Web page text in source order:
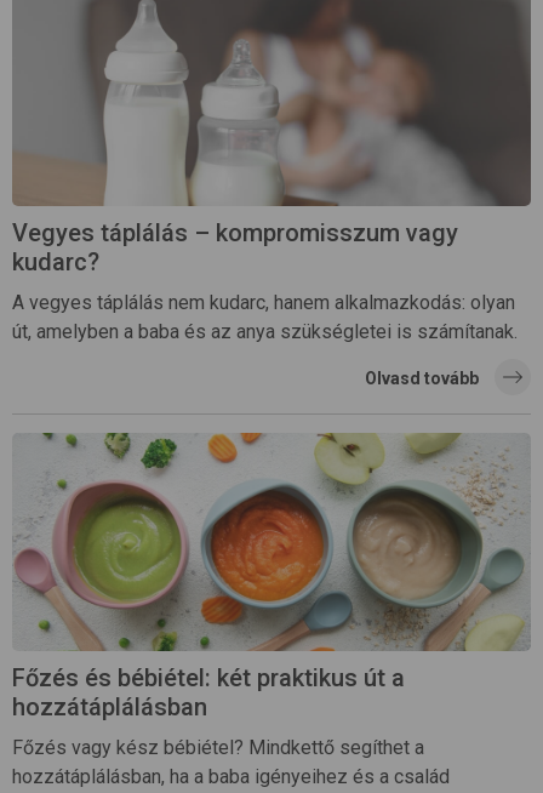
Vegyes táplálás – kompromisszum vagy
kudarc?
A vegyes táplálás nem kudarc, hanem alkalmazkodás: olyan
út, amelyben a baba és az anya szükségletei is számítanak.
Olvasd tovább
Főzés és bébiétel: két praktikus út a
hozzátáplálásban
Főzés vagy kész bébiétel? Mindkettő segíthet a
hozzátáplálásban, ha a baba igényeihez és a család